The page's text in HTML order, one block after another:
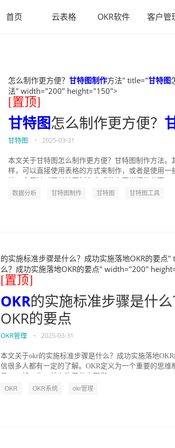
首页 云表格 OKR软件 客户管
怎么制作更方便？ 甘特图制作方法" title="甘特图
法" width="200" height="150">
[置顶]
甘特图怎么制作更方便？
甘特图 • 2025-03-31
本文关于甘特图怎么制作更方便？甘特图制作方法。
样，可以直接使用表格的方式来制作，或者是使用一
数据分析 甘特图制作 甘特图 甘特图工具
的实施标准步骤是什么？成功实施落地OKR的要点"
么？成功实施落地OKR的要点" width="200"
[置顶]
OKR的实施标准步骤是什
OKR的要点
OKR管理 • 2025-03-31
本文关于okr的实施标准步骤是什么？成功实施落地
信很多人都有一定的了解。OKR定义为一个重要的思
OKR OKR系统 okr管理